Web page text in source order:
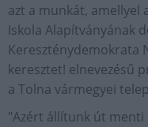
azt a munkát, amellyel
Iskola Alapítványának
Kereszténydemokrata
keresztet! elnevezésű
a Tolna vármegyei
"Azért állítunk út menti